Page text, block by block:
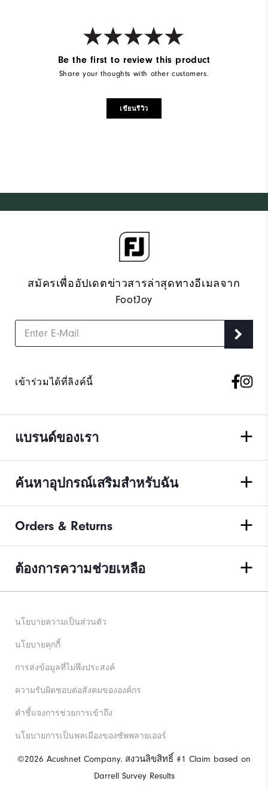
Be the first to review this product
Share your thoughts with other customers.
เขียนรีวิว
สมัครเพื่ออัปเดตข่าวสารล่าสุดทางอีเมลจาก
FootJoy
เข้าร่วมได้ที่ลิงค์นี้
แบรนด์ของเรา
ค้นหาอุปกรณ์เสริมสำหรับฉัน
Orders & Returns
ต้องการความช่วยเหลือ
©2026 Acushnet Company. สงวนลิขสิทธิ์ #1 Claim based on
Darrell Survey Results
นโยบายความเป็นส่วนตัว
นโยบายคุกกี้
การส่งข้อมูลที่ไม่พึงประสงค์
ความรับผิดชอบต่อสังคมขององค์กร
คําชี้แจงการช่วยการเข้าถึง
นโยบายการเป็นพลเมืองของซัพพลายเออร์